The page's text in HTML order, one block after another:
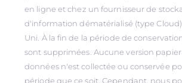
en ligne et chez un fournisseur de
d'information dématérialisé (type
Uni. À la fin de la période de
sont supprimées. Aucune version papier
données n'est collectée ou conservée
période que ce soit. Cependant, nous